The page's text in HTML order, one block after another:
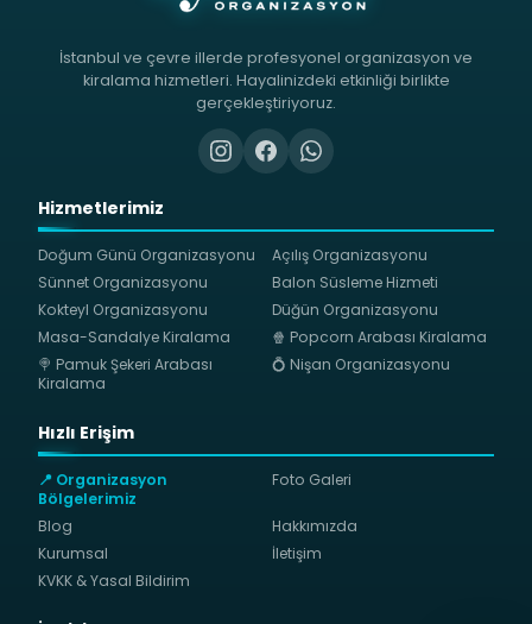
İstanbul ve çevre illerde profesyonel organizasyon ve
kiralama hizmetleri. Hayalinizdeki etkinliği birlikte
gerçekleştiriyoruz.
Hizmetlerimiz
Doğum Günü Organizasyonu
Açılış Organizasyonu
Sünnet Organizasyonu
Balon Süsleme Hizmeti
Kokteyl Organizasyonu
Düğün Organizasyonu
Masa-Sandalye Kiralama
🍿 Popcorn Arabası Kiralama
🍭 Pamuk Şekeri Arabası
Kiralama
💍 Nişan Organizasyonu
Hızlı Erişim
📍 Organizasyon
Bölgelerimiz
Foto Galeri
Blog
Hakkımızda
Kurumsal
İletişim
KVKK & Yasal Bildirim